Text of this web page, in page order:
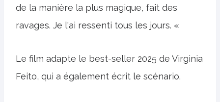
de la manière la plus magique, fait des
ravages. Je l'ai ressenti tous les jours. «
Le film adapte le best-seller 2025 de Virginia
Feito, qui a également écrit le scénario.